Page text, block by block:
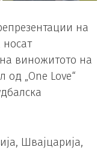
на
носат
виножитото на
од „One Love“
Швајцарија,